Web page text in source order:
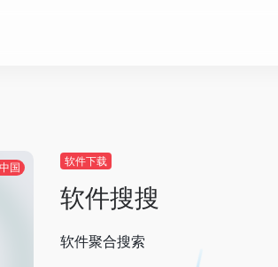
中国 软件下载
软件搜搜
软件聚合搜索